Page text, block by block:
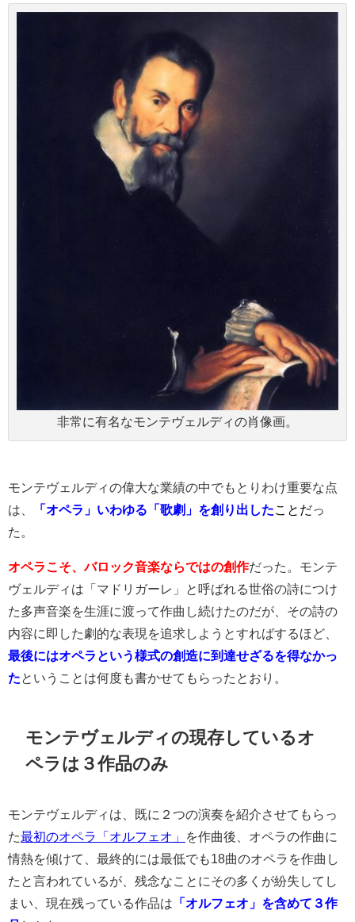
非常に有名なモンテヴェルディの肖像画。
モンテヴェルディの偉大な業績の中でもとりわけ重要な点
は、
「オペラ」いわゆる「歌劇」を創り出した ことだっ
た。
オペラこそ、バロック音楽ならではの創作だった。モンテ
ヴェルディは「マドリガーレ」と呼ばれる世俗の詩につけ
た多声音楽を生涯に渡って作曲し続けたのだが、その詩の
内容に即した劇的な表現を追求しようとすればするほど、
最後にはオペラという様式の創造に到達せざるを得なかっ
た ということは何度も書かせてもらったとおり。
モンテヴェルディの現存しているオ
ペラは３作品のみ
モンテヴェルディは、既に２つの演奏を紹介させてもらっ
た最初のオペラ「オルフェオ」
を作曲後、オペラの作曲に
情熱を傾けて、最終的には最低でも18曲のオペラを作曲し
たと言われているが、残念なことにその多くが紛失してし
まい、現在残っている作品は 「オルフェオ」を含めて３作